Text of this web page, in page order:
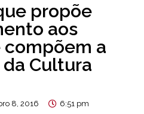
propõe
aos
a
Cultura
8, 2016
6:51 pm